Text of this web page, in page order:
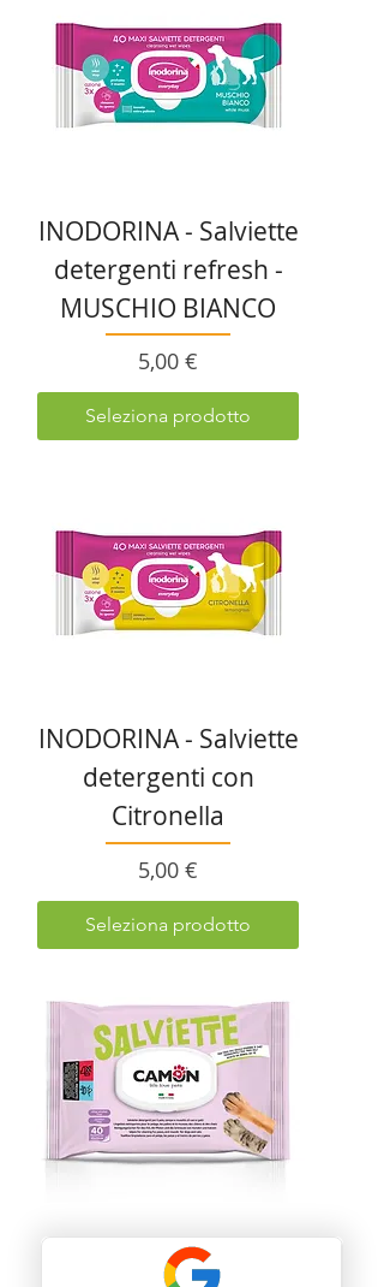
INODORINA - Salviette
detergenti refresh -
MUSCHIO BIANCO
Prezzo
5,00 €
Seleziona prodotto
INODORINA - Salviette
detergenti con
Citronella
Prezzo
5,00 €
Seleziona prodotto
CAMON - Salviette